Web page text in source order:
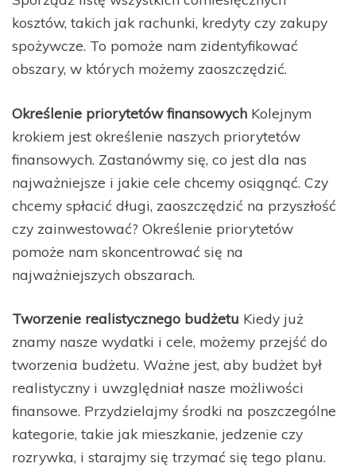
kosztów, takich jak rachunki, kredyty czy zakupy
spożywcze. To pomoże nam zidentyfikować
obszary, w których możemy zaoszczędzić.
Określenie priorytetów finansowych Kolejnym
krokiem jest określenie naszych priorytetów
finansowych. Zastanówmy się, co jest dla nas
najważniejsze i jakie cele chcemy osiągnąć. Czy
chcemy spłacić długi, zaoszczędzić na przyszłość
czy zainwestować? Określenie priorytetów
pomoże nam skoncentrować się na
najważniejszych obszarach.
Tworzenie realistycznego budżetu Kiedy już
znamy nasze wydatki i cele, możemy przejść do
tworzenia budżetu. Ważne jest, aby budżet był
realistyczny i uwzględniał nasze możliwości
finansowe. Przydzielajmy środki na poszczególne
kategorie, takie jak mieszkanie, jedzenie czy
rozrywka, i starajmy się trzymać się tego planu.